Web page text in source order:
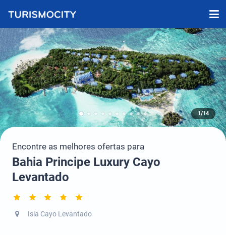
1/14
Encontre as melhores ofertas para
Bahia Principe Luxury Cayo
Levantado
Isla Cayo Levantado